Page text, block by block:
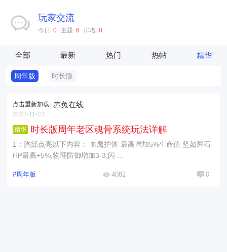
玩家交流
今日: 0 主题: 6 排名: 8
全部 最新 热门 热帖 精华
周年版 时长版
点击重新加载 赤兔在线
2023-11-23
精华 时长版周年老区魂骨系统玩法详解
1：胸部点亮以下内容： 血魔护体-最高增加5%生命值 坚如磐石-
HP最高+5%,物理防御增加3-3,闪 ...
#周年版 4082 0